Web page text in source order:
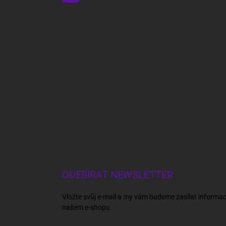
ODEBÍRAT NEWSLETTER
Vložte svůj e-mail a my vám budeme zasílat
našem e-shopu.